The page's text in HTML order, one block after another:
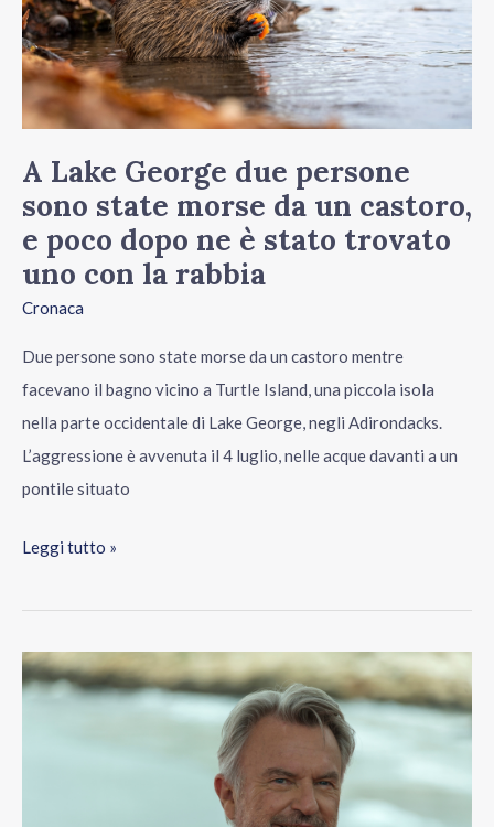
A Lake George due persone
sono state morse da un castoro,
e poco dopo ne è stato trovato
uno con la rabbia
Cronaca
Due persone sono state morse da un castoro mentre
facevano il bagno vicino a Turtle Island, una piccola isola
nella parte occidentale di Lake George, negli Adirondacks.
L’aggressione è avvenuta il 4 luglio, nelle acque davanti a un
pontile situato
sono
state
morse
da
castoro,
e
poco
dopo
ne
rabbia
Leggi tutto »
È
morto